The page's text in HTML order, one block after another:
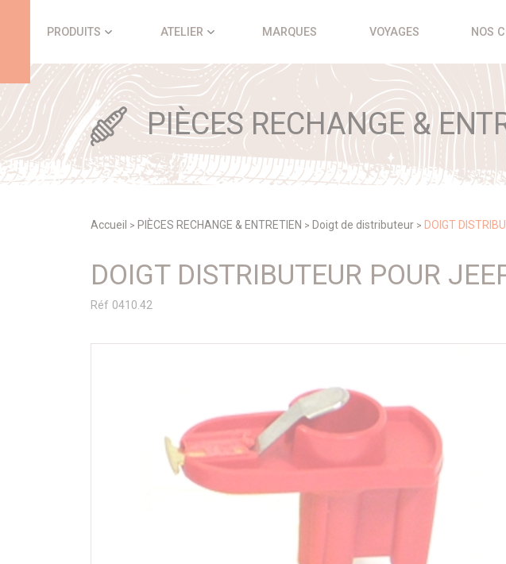
PRODUITS ATELIER MARQUES VOYAGES NOS
PIÈCES RECHANGE &
Accueil > PIÈCES RECHANGE & ENTRETIEN > Doigt de distributeur > DOIGT
DOIGT DISTRIBUTEUR POUR
Réf 0410.42